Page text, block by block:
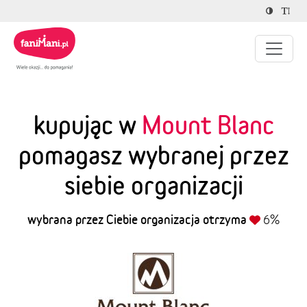
kupując w Mount Blanc
pomagasz wybranej przez
siebie organizacji
wybrana przez Ciebie organizacja otrzyma 6%